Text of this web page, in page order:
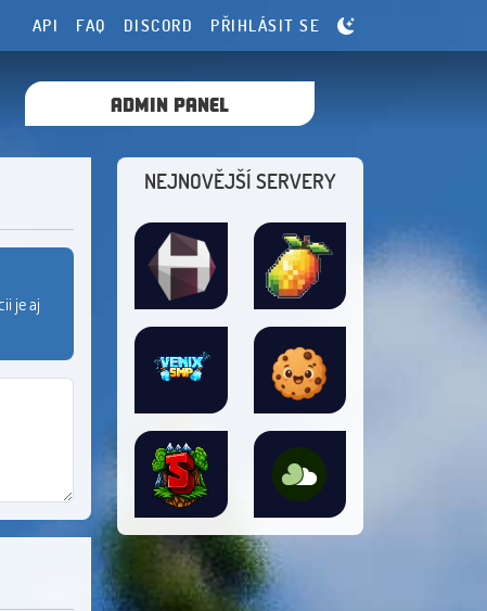
API FAQ DISCORD PŘIHLÁSIT SE
ADMIN PANEL
je aj
NEJNOVĚJŠÍ SERVERY